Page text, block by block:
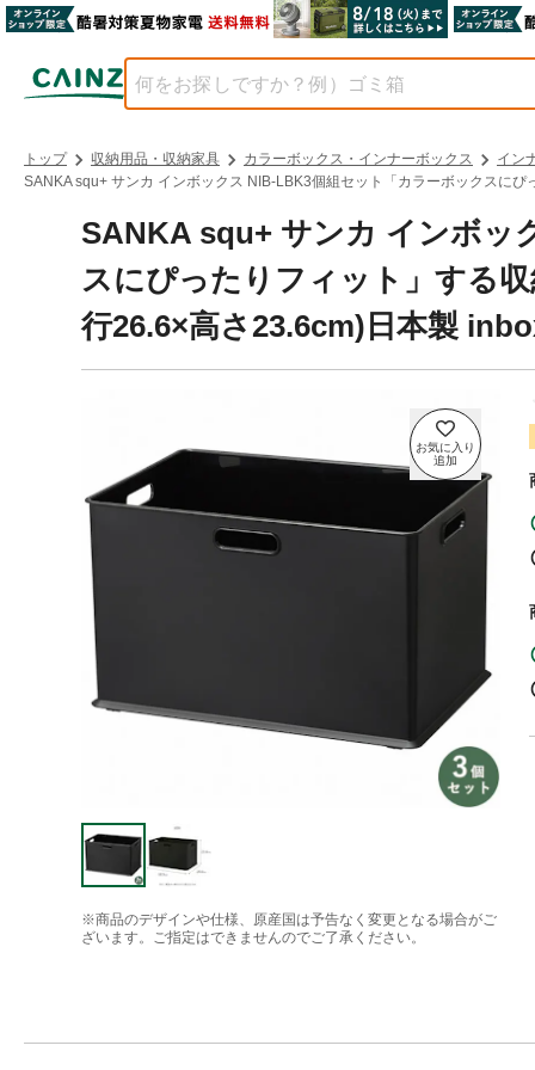
トップ 収納用品・収納家具 カラーボックス・インナーボックス
イン
SANKA squ+ サンカ インボックス NIB-LBK3個組セット「カラーボックスに
SANKA squ+ サンカ インボッ
スにぴったりフィット」する
行26.6×高さ23.6cm)日本製
※商品のデザインや仕様、原産国は予告なく変更となる場合がご
ざいます。ご指定はできませんのでご了承ください。